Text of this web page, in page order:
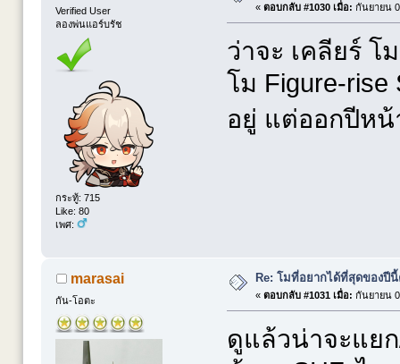
Verified User
ลองพ่นแอร์บรัช
กระทู้: 715
Like: 80
เพศ:
« ตอบกลับ #1030 เมื่อ: กันยายน
ว่าจะ เคลียร์
โม Figure-rise
อยู่ แต่ออกปีห
marasai
กัน-โอตะ
Re: โมที่อยากได้ที่สุดของปี
« ตอบกลับ #1031 เมื่อ: กันยายน
ดูแล้วน่าจะแย